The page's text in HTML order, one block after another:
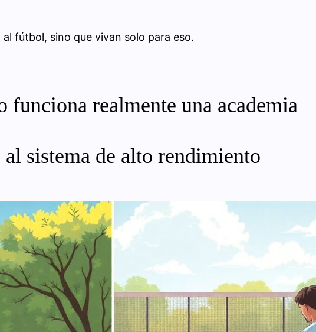
fútbol, sino que vivan solo para eso.
funciona realmente una academia
sistema de alto rendimiento